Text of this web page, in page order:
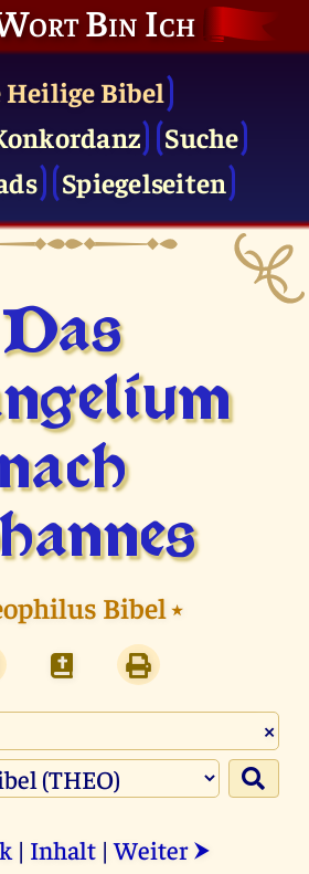
Bin Ich
Heilige Bibel
Suche
Spiegelseiten
Das
Bibel⭑
×
| Inhalt |Weiter ⮞